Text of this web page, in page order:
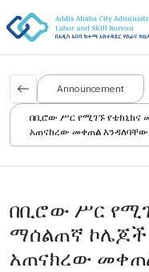
Announcement
በቢሮው ሥር የሚገኙ
አጠናክረው መቀጠል እንዳለባቸው
በቢሮው ሥር
ማሰልጠኛ
አጠናክረው